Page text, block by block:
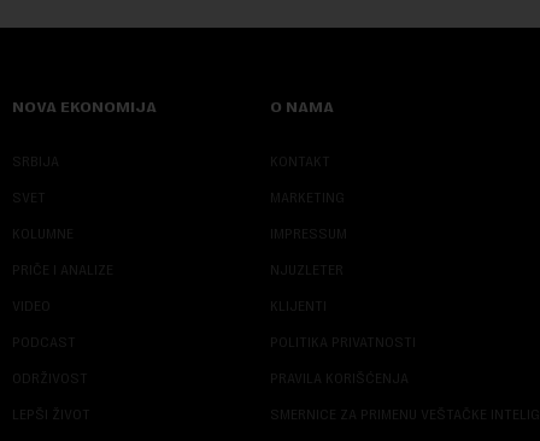
NOVA EKONOMIJA
SRBIJA
SVET
KOLUMNE
PRIČE I ANALIZE
VIDEO
PODCAST
ODRŽIVOST
LEPŠI ŽIVOT
O NAMA
KONTAKT
MARKETING
IMPRESSUM
NJUZLETER
KLIJENTI
POLITIKA PRIVATNOSTI
PRAVILA KORIŠĆENJA
SMERNICE ZA PRIMENU VEŠTAČKE